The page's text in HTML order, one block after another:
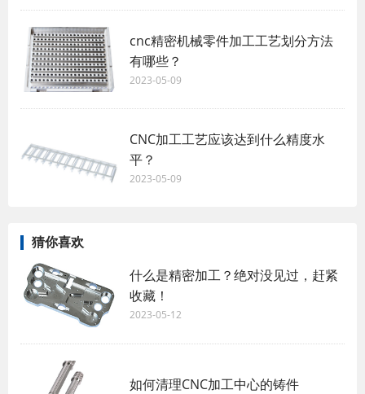
cnc精密机械零件加工工艺划分方法
有哪些？
2023-05-09
CNC加工工艺应该达到什么精度水
平？
2023-05-09
猜你喜欢
什么是精密加工？绝对没见过，赶紧
收藏！
2023-05-12
如何清理CNC加工中心的铸件